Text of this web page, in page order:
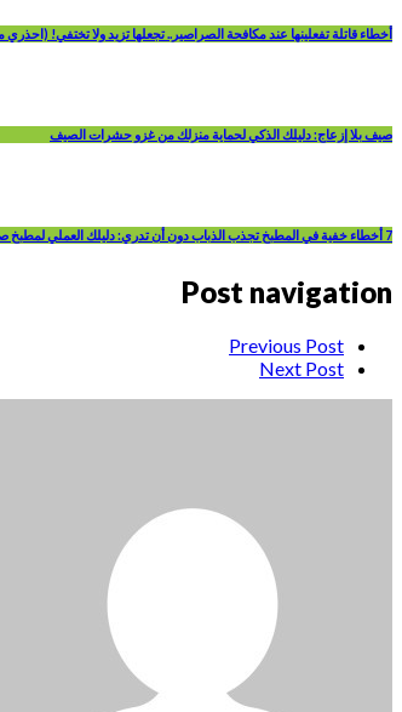
أخطاء قاتلة تفعلينها عند مكافحة الصراصير.. تجعلها تزيد ولا تختفي! (احذري
صيف بلا إزعاج: دليلك الذكي لحماية منزلك من غزو حشرات الصيف
7 أخطاء خفية في المطبخ تجذب الذباب دون أن تدري: دليلك العملي لمطبخ صحي وخالٍ من الحشرات
Post navigation
Previous Post
Next Post